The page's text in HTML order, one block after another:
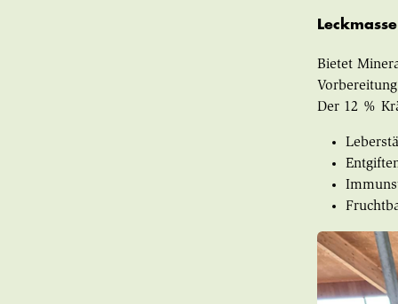
Bietet
Der 12 %